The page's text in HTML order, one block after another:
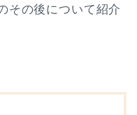
その後について紹介